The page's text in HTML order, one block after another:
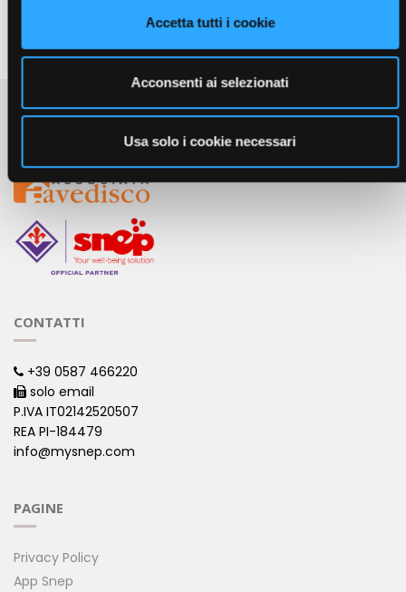
Accetta tutti i cookie
Acconsenti ai selezionati
Usa solo i cookie necessari
Viale Italia, 1 56038 - Ponsacco (PI) Cap.Soc 105.000,00 i.v.
CONTATTI
+39 0587 466220
solo email
P.IVA IT02142520507
REA PI-184479
info@mysnep.com
PAGINE
Privacy Policy
App Snep